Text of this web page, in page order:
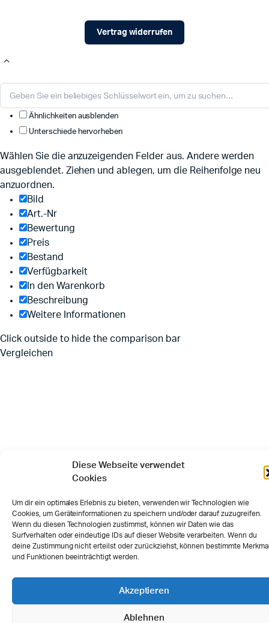
Diese Webseite verwendet
Cookies
Um dir ein optimales Erlebnis zu bieten, verwenden wir Technologien wie
Cookies, um Geräteinformationen zu speichern und/oder darauf zuzugreifen.
Wenn du diesen Technologien zustimmst, können wir Daten wie das
Surfverhalten oder eindeutige IDs auf dieser Website verarbeiten. Wenn du
deine Zustimmung nicht erteilst oder zurückziehst, können bestimmte
und Funktionen beeinträchtigt werden.
Akzeptieren
Ablehnen
Vertrag widerrufen
Ähnlichkeiten ausblenden
Unterschiede hervorheben
Wählen Sie die anzuzeigenden Felder aus. Andere werden
ausgeblendet. Ziehen und ablegen, um die Reihenfolge neu
anzuordnen.
Bild
Art.-Nr
Bewertung
Preis
Bestand
Verfügbarkeit
In den Warenkorb
Beschreibung
Weitere Informationen
Click outside to hide the comparison bar
Vergleichen